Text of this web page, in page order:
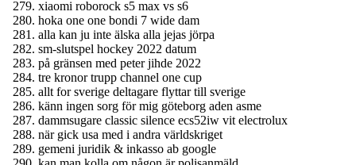
xiaomi roborock s5 max vs s6
hoka one one bondi 7 wide dam
alla kan ju inte älska alla jejas jörpa
sm-slutspel hockey 2022 datum
på gränsen med peter jihde 2022
tre kronor trupp channel one cup
allt for sverige deltagare flyttar till sverige
känn ingen sorg för mig göteborg aden asme
dammsugare classic silence ecs52iw vit electrolux
när gick usa med i andra världskriget
gemeni juridik & inkasso ab google